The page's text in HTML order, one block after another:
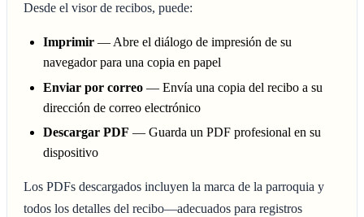
Desde el visor de recibos, puede:
Imprimir — Abre el diálogo de impresión de su
navegador para una copia en papel
Enviar por correo — Envía una copia del recibo a su
dirección de correo electrónico
Descargar PDF — Guarda un PDF profesional en su
dispositivo
Los PDFs descargados incluyen la marca de la parroquia y
todos los detalles del recibo—adecuados para registros